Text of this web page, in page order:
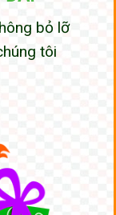
bỏ lỡ
tôi